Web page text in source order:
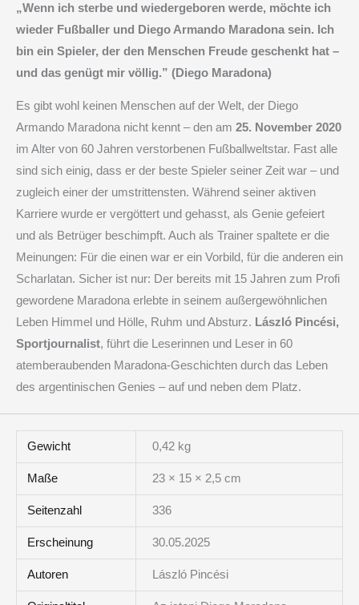
„Wenn ich sterbe und wiedergeboren werde, möchte ich
wieder Fußballer und Diego Armando Maradona sein. Ich
bin ein Spieler, der den Menschen Freude geschenkt hat –
und das genügt mir völlig.” (Diego Maradona)
Es gibt wohl keinen Menschen auf der Welt, der Diego
Armando Maradona nicht kennt – den am 25. November 2020
im Alter von 60 Jahren verstorbenen Fußballweltstar. Fast alle
sind sich einig, dass er der beste Spieler seiner Zeit war – und
zugleich einer der umstrittensten. Während seiner aktiven
Karriere wurde er vergöttert und gehasst, als Genie gefeiert
und als Betrüger beschimpft. Auch als Trainer spaltete er die
Meinungen: Für die einen war er ein Vorbild, für die anderen ein
Scharlatan. Sicher ist nur: Der bereits mit 15 Jahren zum Profi
gewordene Maradona erlebte in seinem außergewöhnlichen
Leben Himmel und Hölle, Ruhm und Absturz. László Pincési,
Sportjournalist, führt die Leserinnen und Leser in 60
atemberaubenden Maradona-Geschichten durch das Leben
des argentinischen Genies – auf und neben dem Platz.
Gewicht 0,42 kg
Maße 23 × 15 × 2,5 cm
Seitenzahl 336
Erscheinung 30.05.2025
Autoren László Pincési